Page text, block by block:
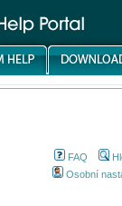
FAQ
Osobní